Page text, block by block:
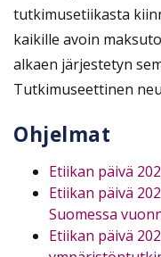
tutkimusetiikasta
kaikille avoin
alkaen järjestetyn
Tutkimuseettinen
Ohjelmat
Etiikan päivä
Etiikan päivä
Suomessa
Etiikan päivä